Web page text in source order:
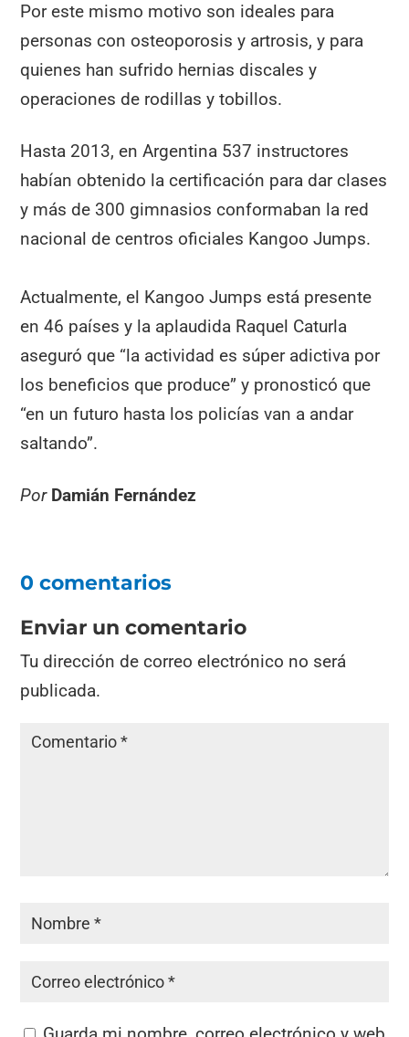
Por este mismo motivo son ideales para
personas con osteoporosis y artrosis, y para
quienes han sufrido hernias discales y
operaciones de rodillas y tobillos.
Hasta 2013, en Argentina 537 instructores
habían obtenido la certificación para dar clases
y más de 300 gimnasios conformaban la red
nacional de centros oficiales Kangoo Jumps.
Actualmente, el Kangoo Jumps está presente
en 46 países y la aplaudida Raquel Caturla
aseguró que “la actividad es súper adictiva por
los beneficios que produce” y pronosticó que
“en un futuro hasta los policías van a andar
saltando”.
Por Damián Fernández
0 comentarios
Enviar un comentario
Tu dirección de correo electrónico no será
publicada.